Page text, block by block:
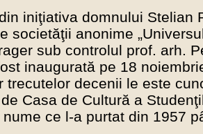
iniţiativa domnului Stelian
societăţii anonime
sub controlul prof. arh.
inaugurată pe 18
trecutelor decenii le este
Casa de Cultură a
nume ce l-a purtat din 1957